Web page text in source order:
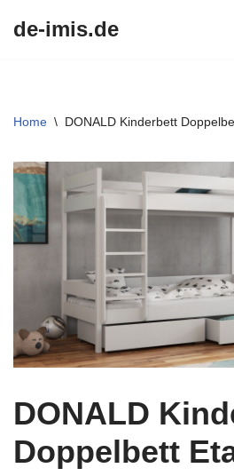
de-imis.de
Home \ DONALD Kinderbett
DONALD
Doppelbett